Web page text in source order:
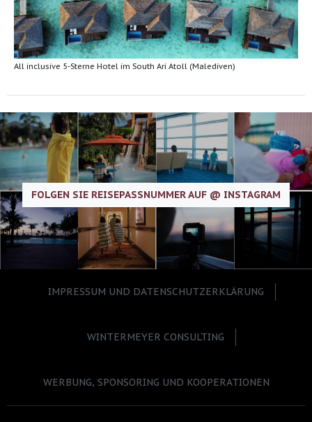
All inclusive 5-Sterne Hotel im South Ari Atoll (Malediven)
FOLGEN SIE REISEPASSNUMMER AUF @ INSTAGRAM
IMPRESSUM UND DATENSCHUTZERKLÄRUNG
WINTERMEYER CONSULTING
WERBUNG, SPONSORING UND KOOPERATIONEN